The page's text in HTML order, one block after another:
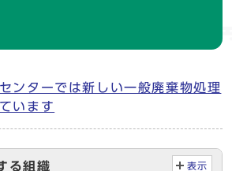
ンターでは新しい一般廃棄物処理
います
る組織 表示